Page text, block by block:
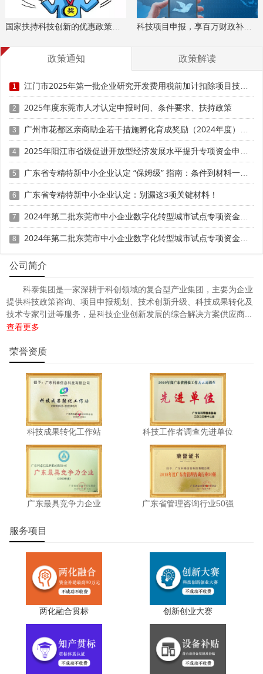
科泰集团(https://www.gdktzx.com/)成立16年来，致力于
提供高新技术企业认定、名优高新技术产品认定、省市工程
中心认定、省市企业技术中心认定、省市工业设计中心认
定、省市重点实验室认定、新型研发机构认定、专精特新中
小企业、专精特新“小巨人”、制造业单项冠军、专利软著申
请、 研发费用加计扣除、两化融合贯标认证、科技型中小企
业评价入库、创新创业大赛、专利奖、科学技术奖、
果评价、科技成果转化等服务。关注【科小泰】公众号，及
时获取最新科技项目资讯！
国家扶持科技创新的优惠政策，索取资料、解读政策 科技项目申报，享百万财政补贴，减免40%所得税
政策通知 政策解读
1 江门市2025年第一批企业研究开发费用税前加计扣除项目技术鉴定申报时间、条件要求
2 2025年度东莞市人才认定申报时间、条件要求、扶持政策
3 广州市花都区亲商助企若干措施孵化育成奖励（2024年度）申报时间、条件要求、补助奖励
4 2025年阳江市省级促进开放型经济发展水平提升专项资金申报时间、条件要求、补助奖励
5 广东省专精特新中小企业认定 “保姆级” 指南：条件到材料一步清
6 广东省专精特新中小企业认定：别漏这3项关键材料！
7 2024年第二批东莞市中小企业数字化转型城市试点专项资金两化融合管理体系贯标项目资助计划
8 2024年第二批东莞市中小企业数字化转型城市试点专项资金两化融合管理体系贯标项目拟资助企业名单的公示
公司简介
科泰集团是一家深耕于科创领域的复合型产业集团，主要为企业
提供科技政策咨询、项目申报规划、技术创新升级、科技成果转化及
技术专家引进等服务，是科技企业创新发展的综合解决方案供应商...
查看更多
荣誉资质
科技成果转化工作站 科技工作者调查先进单位
广东最具竞争力企业 广东省管理咨询行业50强
服务项目
两化融合贯标 创新创业大赛